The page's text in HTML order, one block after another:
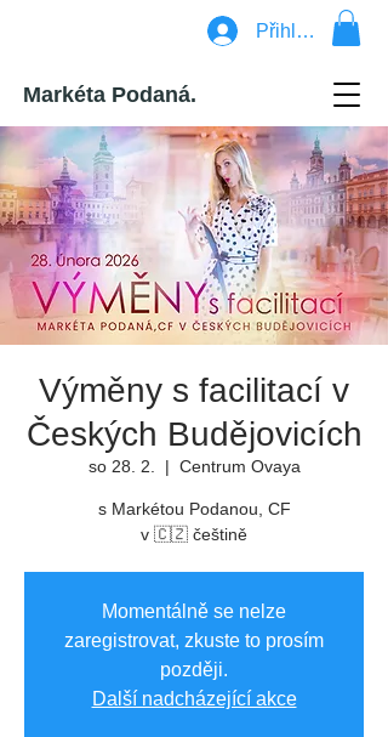
Přihlásit se
Markéta Podaná.
Výměny s facilitací v
Českých Budějovicích
so 28. 2.
  |
Centrum Ovaya
s Markétou Podanou, CF
v 🇨🇿 češtině
Momentálně se nelze
zaregistrovat, zkuste to prosím
později.
Další nadcházející akce